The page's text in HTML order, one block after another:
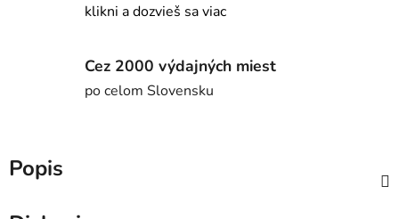
klikni a dozvieš sa viac
Cez 2000 výdajných miest
po celom Slovensku
Popis